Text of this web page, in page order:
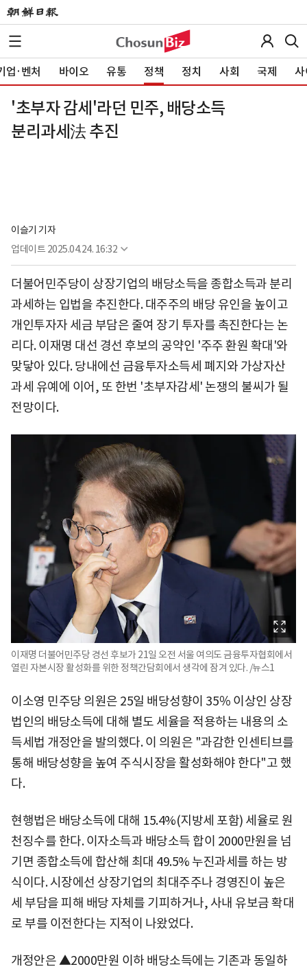
업·벤처 바이오 유통 정책 정치 사회 국제 사
'초부자 감세'라던 민주, 배당소득
분리과세法 추진
이슬기 기자
업데이트 2025.04.24. 16:32
더불어민주당이 상장기업의 배당소득을 종합소득과 분리
과세하는 입법을 추진한다. 대주주의 배당 유인을 높이고
개인투자자 세금 부담은 줄여 장기 투자를 촉진한다는 논
리다. 이재명 대선 경선 후보의 공약인 '주주 환원 확대'와
맞닿아 있다. 당내에선 금융투자소득세 폐지와 가상자산
과세 유예에 이어, 또 한번 '초부자감세' 논쟁의 불씨가 될
전망이다.
이재명 더불어민주당 경선 후보가 21일 오전 서울 여의도 금융투자협회에서
열린 자본시장 활성화를 위한 정책간담회에서 생각에 잠겨 있다. /뉴스1
이소영 민주당 의원은 25일 배당성향이 35％ 이상인 상장
법인의 배당소득에 대해 별도 세율을 적용하는 내용의 소
득세법 개정안을 발의했다. 이 의원은 "과감한 인센티브를
통해 배당성향을 높여 주식시장을 활성화해야 한다"고 했
다.
현행법은 배당소득에 대해 15.4%(지방세 포함) 세율로 원
천징수를 한다. 이자소득과 배당소득 합이 2000만원을 넘
기면 종합소득에 합산해 최대 49.5% 누진과세를 하는 방
식이다. 시장에선 상장기업의 최대주주나 경영진이 높은
세 부담을 피해 배당 자체를 기피하거나, 사내 유보금 확대
로 부를 이전한다는 지적이 나왔었다.
개정안은 ▲2000만원 이하 배당소득에는 기존과 동일하